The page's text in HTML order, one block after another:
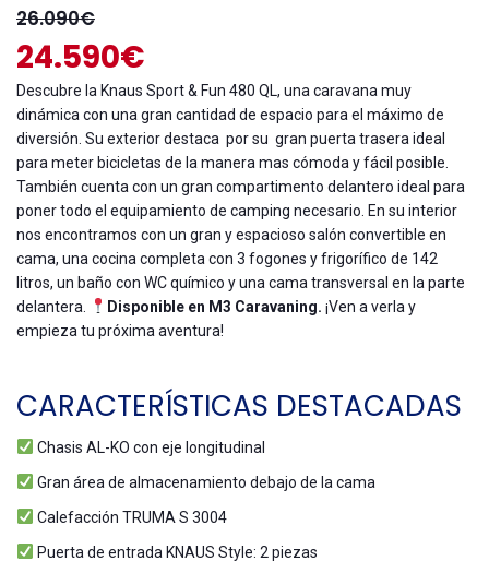
26.090€
24.590€
Descubre la Knaus Sport & Fun 480 QL, una caravana muy
dinámica con una gran cantidad de espacio para el máximo de
diversión. Su exterior destaca por su gran puerta trasera ideal
para meter bicicletas de la manera mas cómoda y fácil posible.
También cuenta con un gran compartimento delantero ideal para
poner todo el equipamiento de camping necesario. En su interior
nos encontramos con un gran y espacioso salón convertible en
cama, una cocina completa con 3 fogones y frigorífico de 142
litros, un baño con WC químico y una cama transversal en la parte
delantera.
Disponible en M3 Caravaning. ¡Ven a verla y
empieza tu próxima aventura!
CARACTERÍSTICAS DESTACADAS
Chasis AL-KO con eje longitudinal
Gran área de almacenamiento debajo de la cama
Calefacción TRUMA S 3004
Puerta de entrada KNAUS Style: 2 piezas